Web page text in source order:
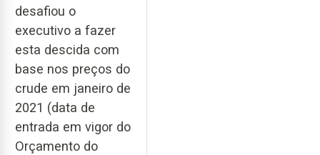
desafiou o
executivo a fazer
esta descida com
base nos preços do
crude em janeiro de
2021 (data de
entrada em vigor do
Orçamento do